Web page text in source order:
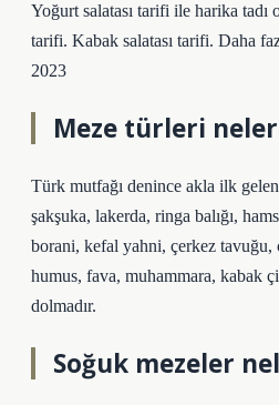
Yoğurt salatası tarifi ile harika tadı
tarifi. Kabak salatası tarifi. Daha
2023
Meze türleri
Türk mutfağı denince akla ilk
şakşuka, lakerda, ringa balığı,
borani, kefal yahni, çerkez
humus, fava, muhammara, kabak
dolmadır.
Soğuk mezeler